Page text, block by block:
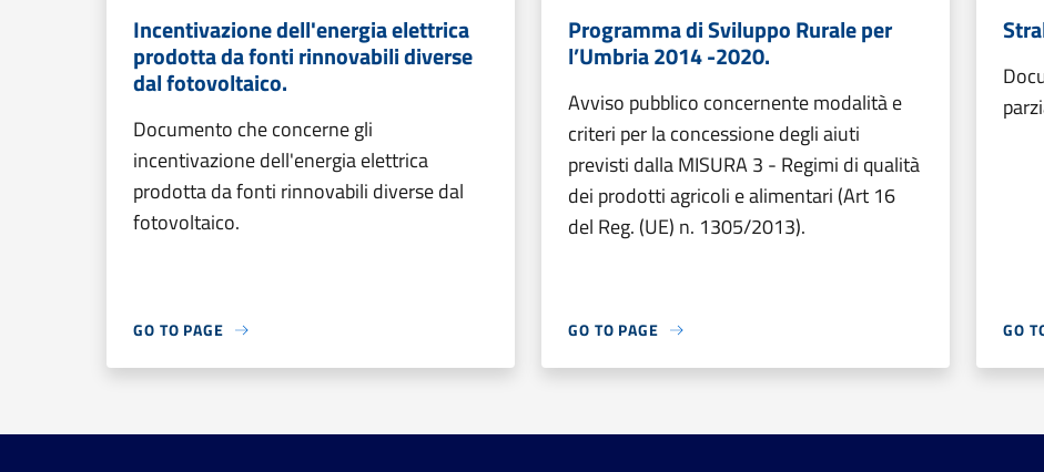
Incentivazione dell'energia elettrica
prodotta da fonti rinnovabili diverse
dal fotovoltaico.
Documento che concerne gli
incentivazione dell'energia elettrica
prodotta da fonti rinnovabili diverse dal
fotovoltaico.
GO TO PAGE
Programma di Sviluppo Rurale per
l’Umbria 2014 -2020.
Avviso pubblico concernente modalità e
criteri per la concessione degli aiuti
previsti dalla MISURA 3 - Regimi di qualità
dei prodotti agricoli e alimentari (Art 16
del Reg. (UE) n. 1305/2013).
GO TO PAGE GO